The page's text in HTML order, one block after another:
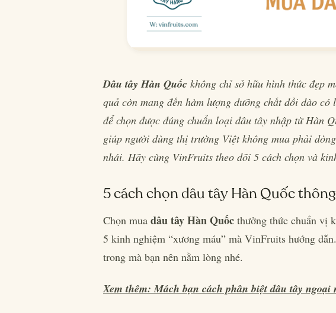
Dâu tây Hàn Quốc không chỉ sở hữu hình thức đẹp
quả còn mang đến hàm lượng dưỡng chất dồi dào có
để chọn được đúng chuẩn loại dâu tây nhập từ Hàn
giúp người dùng thị trường Việt không mua phải
nhái. Hãy cùng VinFruits theo dõi 5 cách chọn và
5 cách chọn dâu tây Hàn Quốc
Chọn mua dâu tây Hàn Quốc thưởng thức chuẩn vị
5 kinh nghiệm “xương máu” mà VinFruits hướng
trong mà bạn nên nằm lòng nhé.
Xem thêm: Mách bạn cách phân biệt dâu tây ngoại